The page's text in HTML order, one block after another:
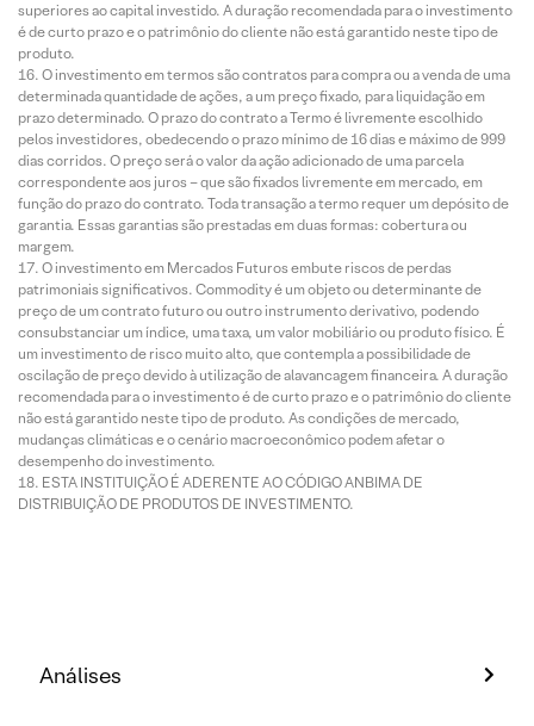
superiores ao capital investido. A duração recomendada para o investimento
é de curto prazo e o patrimônio do cliente não está garantido neste tipo de
produto.
O investimento em termos são contratos para compra ou a venda de uma
determinada quantidade de ações, a um preço fixado, para liquidação em
prazo determinado. O prazo do contrato a Termo é livremente escolhido
pelos investidores, obedecendo o prazo mínimo de 16 dias e máximo de 999
dias corridos. O preço será o valor da ação adicionado de uma parcela
correspondente aos juros – que são fixados livremente em mercado, em
função do prazo do contrato. Toda transação a termo requer um depósito de
garantia. Essas garantias são prestadas em duas formas: cobertura ou
margem.
O investimento em Mercados Futuros embute riscos de perdas
patrimoniais significativos. Commodity é um objeto ou determinante de
preço de um contrato futuro ou outro instrumento derivativo, podendo
consubstanciar um índice, uma taxa, um valor mobiliário ou produto físico. É
um investimento de risco muito alto, que contempla a possibilidade de
oscilação de preço devido à utilização de alavancagem financeira. A duração
recomendada para o investimento é de curto prazo e o patrimônio do cliente
não está garantido neste tipo de produto. As condições de mercado,
mudanças climáticas e o cenário macroeconômico podem afetar o
desempenho do investimento.
ESTA INSTITUIÇÃO É ADERENTE AO CÓDIGO ANBIMA DE
DISTRIBUIÇÃO DE PRODUTOS DE INVESTIMENTO.
Análises